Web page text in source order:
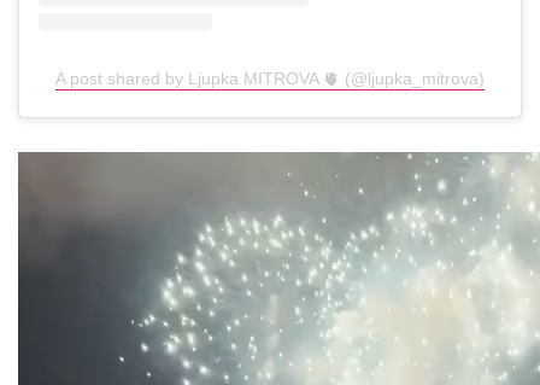
A post shared by Ljupka MITROVA 🫀 (@ljupka_mitrova)